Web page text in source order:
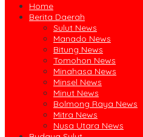
Home
Berita Daerah
Sulut News
Manado News
Bitung News
Tomohon News
Minahasa News
Minsel News
Minut News
Bolmong Raya News
Mitra News
Nusa Utara News